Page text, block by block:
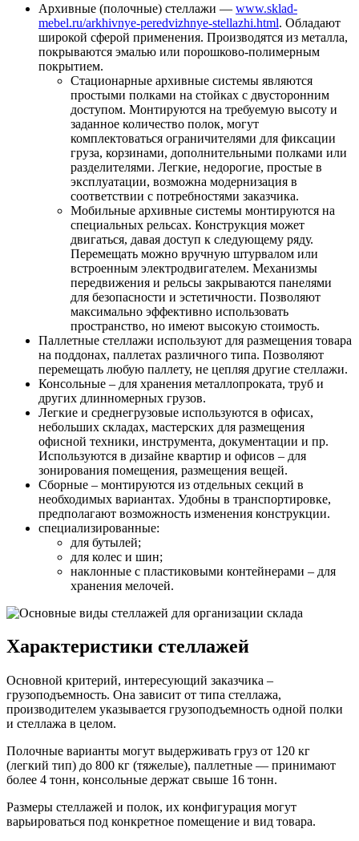
Архивные (полочные) стеллажи — www.sklad-
mebel.ru/arkhivnye-peredvizhnye-stellazhi.html. Обладают
широкой сферой применения. Производятся из металла,
покрываются эмалью или порошково-полимерным
покрытием.
Стационарные архивные системы являются
простыми полками на стойках с двусторонним
доступом. Монтируются на требуемую высоту и
заданное количество полок, могут
комплектоваться ограничителями для фиксации
груза, корзинами, дополнительными полками или
разделителями. Легкие, недорогие, простые в
эксплуатации, возможна модернизация в
соответствии с потребностями заказчика.
Мобильные архивные системы монтируются на
специальных рельсах. Конструкция может
двигаться, давая доступ к следующему ряду.
Перемещать можно вручную штурвалом или
встроенным электродвигателем. Механизмы
передвижения и рельсы закрываются панелями
для безопасности и эстетичности. Позволяют
максимально эффективно использовать
пространство, но имеют высокую стоимость.
Паллетные стеллажи используют для размещения товара
на поддонах, паллетах различного типа. Позволяют
перемещать любую паллету, не цепляя другие стеллажи.
Консольные – для хранения металлопроката, труб и
других длинномерных грузов.
Легкие и среднегрузовые используются в офисах,
небольших складах, мастерских для размещения
офисной техники, инструмента, документации и пр.
Используются в дизайне квартир и офисов – для
зонирования помещения, размещения вещей.
Сборные – монтируются из отдельных секций в
необходимых вариантах. Удобны в транспортировке,
предполагают возможность изменения конструкции.
специализированные:
для бутылей;
для колес и шин;
наклонные с пластиковыми контейнерами – для
хранения мелочей.
Характеристики стеллажей
Основной критерий, интересующий заказчика –
грузоподъемность. Она зависит от типа стеллажа,
производителем указывается грузоподъемность одной полки
и стеллажа в целом.
Полочные варианты могут выдерживать груз от 120 кг
(легкий тип) до 800 кг (тяжелые), паллетные — принимают
более 4 тонн, консольные держат свыше 16 тонн.
Размеры стеллажей и полок, их конфигурация могут
варьироваться под конкретное помещение и вид товара.